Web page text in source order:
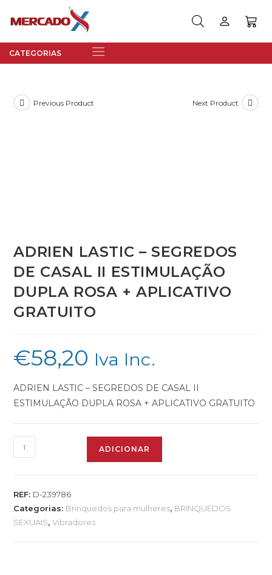
Previous Product Next Product
ADRIEN LASTIC – SEGREDOS
DE CASAL II ESTIMULAÇÃO
DUPLA ROSA + APLICATIVO
GRATUITO
€58,20 Iva Inc.
ADRIEN LASTIC – SEGREDOS DE CASAL II
ESTIMULAÇÃO DUPLA ROSA + APLICATIVO GRATUITO
ADICIONAR
REF: D-239786
Categorias: Brinquedos para mulheres, BRINQUEDOS
SEXUAIS,Vibradores